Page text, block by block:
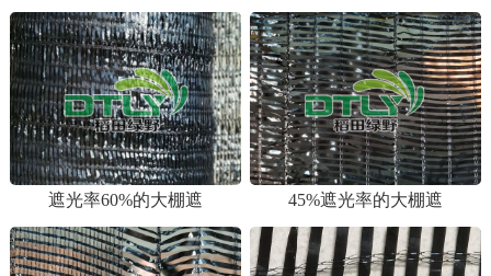
遮光率60%的大棚遮 45%遮光率的大棚遮